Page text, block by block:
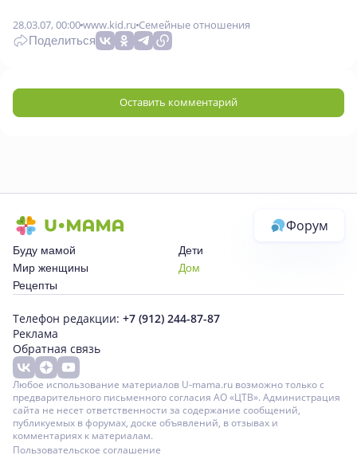
28.03.07, 00:00www.kid.ru Семейные отношения
Поделиться
Оставить комментарий
Форум
Буду мамой
Дети
Мир женщины
Дом
Рецепты
Телефон редакции: +7 (912) 244-87-87
Реклама
Обратная связь
Любое использование материалов U-mama.ru возможно только с
предварительного письменного согласия АО «ЦТВ». Администрация
сайта не несет ответственности за содержание сообщений,
публикуемых в форумах, доске объявлений, в отзывах и
комментариях к материалам.
Пользовательское соглашение